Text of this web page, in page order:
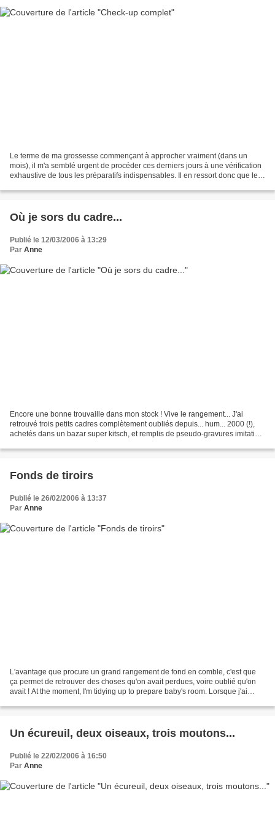
Le terme de ma grossesse commençant à approcher vraiment (dans un
mois), il m'a semblé urgent de procéder ces derniers jours à une vérification
exhaustive de tous les préparatifs indispensables. Il en ressort donc que les
Où je sors du cadre...
Publié le 12/03/2006 à 13:29
Par Anne
Encore une bonne trouvaille dans mon stock ! Vive le rangement... J'ai
retrouvé trois petits cadres complètement oubliés depuis... hum... 2000 (!),
achetés dans un bazar super kitsch, et remplis de pseudo-gravures imitation
Fonds de tiroirs
Publié le 26/02/2006 à 13:37
Par Anne
L'avantage que procure un grand rangement de fond en comble, c'est que
ça permet de retrouver des choses qu'on avait perdues, voire oublié qu'on
avait ! At the moment, I'm tidying up to prepare baby's room. Lorsque j'ai
Un écureuil, deux oiseaux, trois moutons...
Publié le 22/02/2006 à 16:50
Par Anne